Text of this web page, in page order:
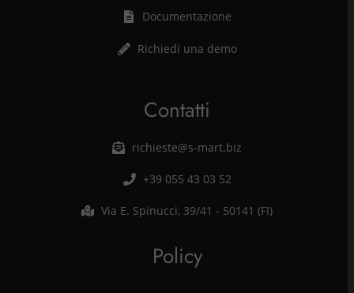
Documentazione
Richiedi una demo
Contatti
richieste@s-mart.biz
+39 055 43 03 52
Via E. Spinucci, 39/41 - 50141 (FI)
Policy